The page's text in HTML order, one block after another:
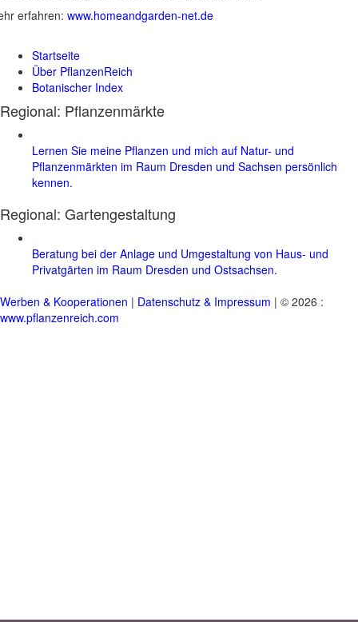
erfahren: www.homeandgarden-net.de
Startseite
Über PflanzenReich
Botanischer Index
Regional: Pflanzenmärkte
Lernen Sie meine Pflanzen und mich auf Natur- und
Pflanzenmärkten im Raum Dresden und Sachsen persönlich
kennen.
Regional: Gartengestaltung
Beratung bei der Anlage und Umgestaltung von Haus- und
Privatgärten im Raum Dresden und Ostsachsen.
Werben & Kooperationen | Datenschutz & Impressum | © 2026 :
www.pflanzenreich.com